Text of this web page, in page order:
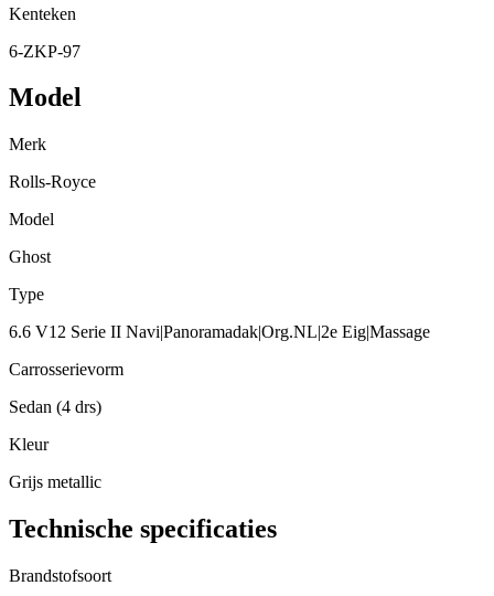
Kenteken
6-ZKP-97
Model
Merk
Rolls-Royce
Model
Ghost
Type
6.6 V12 Serie II Navi|Panoramadak|Org.NL|2e Eig|Massage
Carrosserievorm
Sedan (4 drs)
Kleur
Grijs metallic
Technische specificaties
Brandstofsoort